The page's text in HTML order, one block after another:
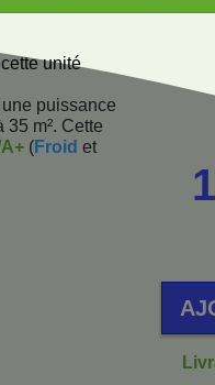
unité
puissance
35 m². Cette
(Froid et